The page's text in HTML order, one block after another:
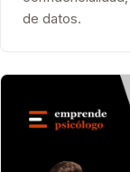
de datos.